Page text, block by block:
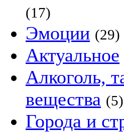
(17)
Эмоции (29)
Актуальное
Алкоголь,
вещества (5)
Города и